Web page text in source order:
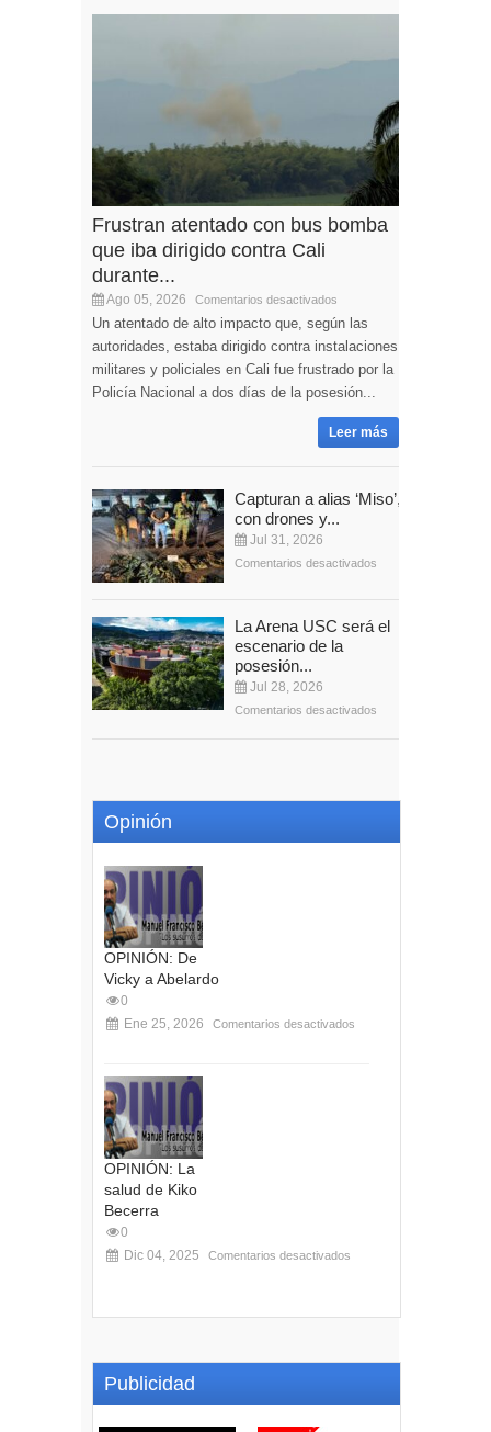
Frustran atentado con bus bomba
que iba dirigido contra Cali
durante...
Ago 05, 2026 Comentarios desactivados
Un atentado de alto impacto que, según las
autoridades, estaba dirigido contra instalaciones
militares y policiales en Cali fue frustrado por la
Policía Nacional a dos días de la posesión...
Leer más
Capturan a alias ‘Miso’,
con drones y...
Jul 31, 2026
Comentarios desactivados
La Arena USC será el
escenario de la
posesión...
Jul 28, 2026
Comentarios desactivados
Opinión
OPINIÓN: De
Vicky a Abelardo
0
Ene 25, 2026
Comentarios desactivados
OPINIÓN: La
salud de Kiko
Becerra
0
Dic 04, 2025
Comentarios desactivados
Publicidad